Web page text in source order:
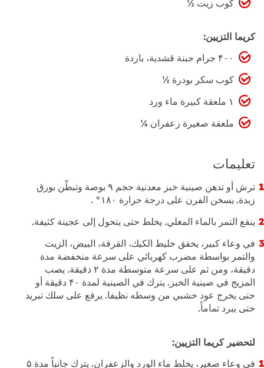
كوب زيت ½
كريما التزيین:
۴۰۰ جرام جبنة قشدية، باردة
كوب سكر بودرة ½
۱ ملعقة كبیرة ماء ورد
ملعقة صغیرة زعفران ¼
تعليمات
ترش أو تدهن صینیة خبز معدنیة حجم ٩ بوصة وتبطّن بورق
زبدة. يسخن الفرن على درجة حرارة ۱۸۰° .
ينقع التمر بالماء المغلي. يخلط حتى يتحول إلى عجینة كثیفة.
في وعاء كبیر، يخفق خلیط الكیك، القرفة، البیض، الزيت
والتمر بواسطة مضرب كھربائي على سرعة منخفضة مدة
دقیقة، ومن ثم على سرعة متوسطة مدة ۲ دقیقة. يصب
المزيج في صینیة الخبز. يترك في الصينية لمدة ۴۰ دقيقة أو
حتى يخرج عود خشبي من وسطه نظیفا. يرفع على سلك تبريد
حتى يبرد تماماً.
لتحضیر كريما التزيین:
في وعاء صغیر، يخلط ماء الورد والزعفران. يترك جانباً مدة ۵